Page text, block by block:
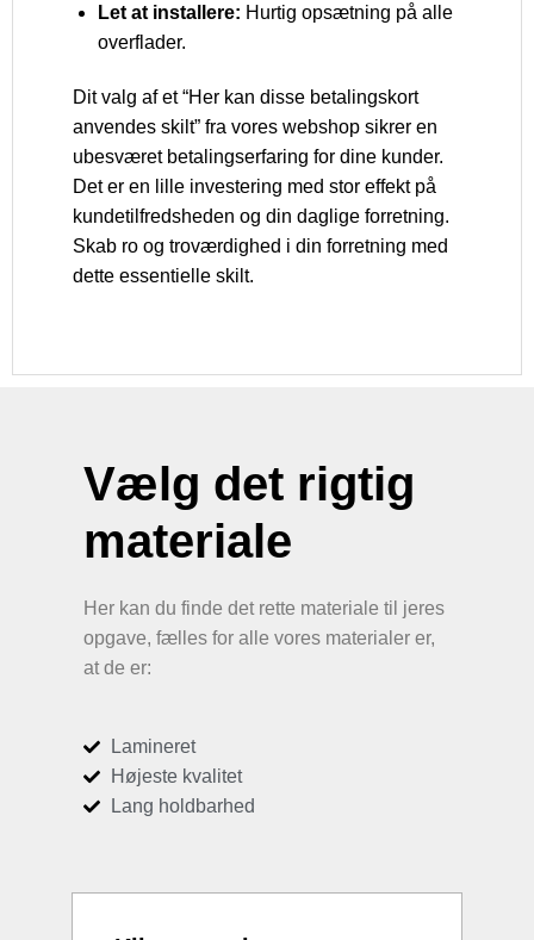
Let at installere: Hurtig opsætning på alle
overflader.
Dit valg af et “Her kan disse betalingskort
anvendes skilt” fra vores webshop sikrer en
ubesværet betalingserfaring for dine kunder.
Det er en lille investering med stor effekt på
kundetilfredsheden og din daglige forretning.
Skab ro og troværdighed i din forretning med
dette essentielle skilt.
Vælg det rigtig
materiale
Her kan du finde det rette materiale til jeres
opgave, fælles for alle vores materialer er,
at de er:
Lamineret
Højeste kvalitet
Lang holdbarhed